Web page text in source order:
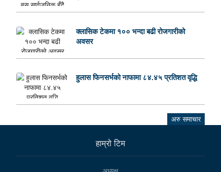
क्लासिक टेकमा १०० भन्दा बढी रोजगारीको
अवसर
हुलास फिनसर्भको नाफामा ८४.४५ प्रतिशत वृद्धि
अरु समाचार
हाम्राे टिम